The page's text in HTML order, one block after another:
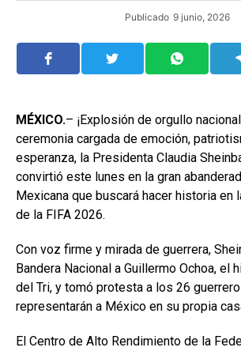
Publicado 9 junio, 2026
MÉXICO.– ¡Explosión de orgullo
ceremonia cargada de emoción,
esperanza, la Presidenta Claudia
convirtió este lunes en la gran
Mexicana que buscará hacer historia en
de la FIFA 2026.
Con voz firme y mirada de guerrera,
Bandera Nacional a Guillermo Ochoa, el
del Tri, y tomó protesta a los 26
representarán a México en su propia
El Centro de Alto Rendimiento de la